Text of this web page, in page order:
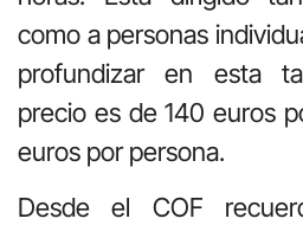
como a personas
profundizar en esta
precio es de 140 euros
euros por persona.
Desde el COF